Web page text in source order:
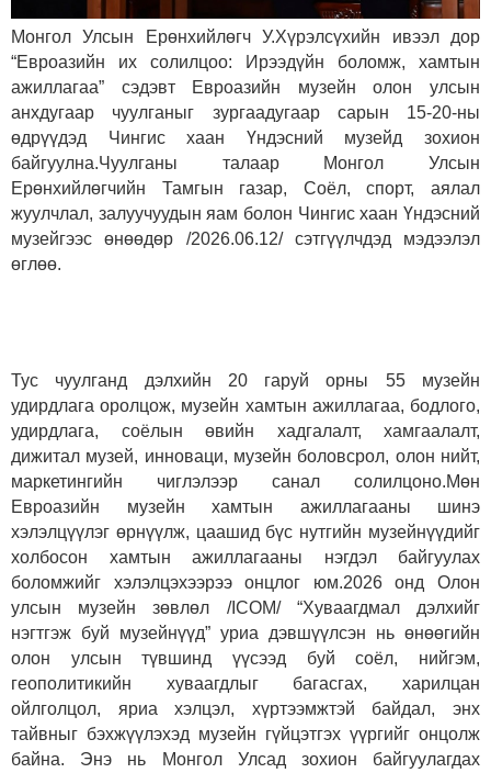
Монгол Улсын Ерөнхийлөгч У.Хүрэлсүхийн ивээл дор
“Евроазийн их солилцоо: Ирээдүйн боломж, хамтын
ажиллагаа” сэдэвт Евроазийн музейн олон улсын
анхдугаар чуулганыг зургаадугаар сарын 15-20-ны
өдрүүдэд Чингис хаан Үндэсний музейд зохион
байгуулна.Чуулганы талаар Монгол Улсын
Ерөнхийлөгчийн Тамгын газар, Соёл, спорт, аялал
жуулчлал, залуучуудын яам болон Чингис хаан Үндэсний
музейгээс өнөөдөр /2026.06.12/ сэтгүүлчдэд мэдээлэл
өглөө.
Тус чуулганд дэлхийн 20 гаруй орны 55 музейн
удирдлага оролцож, музейн хамтын ажиллагаа, бодлого,
удирдлага, соёлын өвийн хадгалалт, хамгаалалт,
дижитал музей, инноваци, музейн боловсрол, олон нийт,
маркетингийн чиглэлээр санал солилцоно.Мөн
Евроазийн музейн хамтын ажиллагааны шинэ
хэлэлцүүлэг өрнүүлж, цаашид бүс нутгийн музейнүүдийг
холбосон хамтын ажиллагааны нэгдэл байгуулах
боломжийг хэлэлцэхээрээ онцлог юм.2026 онд Олон
улсын музейн зөвлөл /ICOM/ “Хуваагдмал дэлхийг
нэгтгэж буй музейнүүд” уриа дэвшүүлсэн нь өнөөгийн
олон улсын түвшинд үүсээд буй соёл, нийгэм,
геополитикийн хуваагдлыг багасгах, харилцан
ойлголцол, яриа хэлцэл, хүртээмжтэй байдал, энх
тайвныг бэхжүүлэхэд музейн гүйцэтгэх үүргийг онцолж
байна. Энэ нь Монгол Улсад зохион байгуулагдах